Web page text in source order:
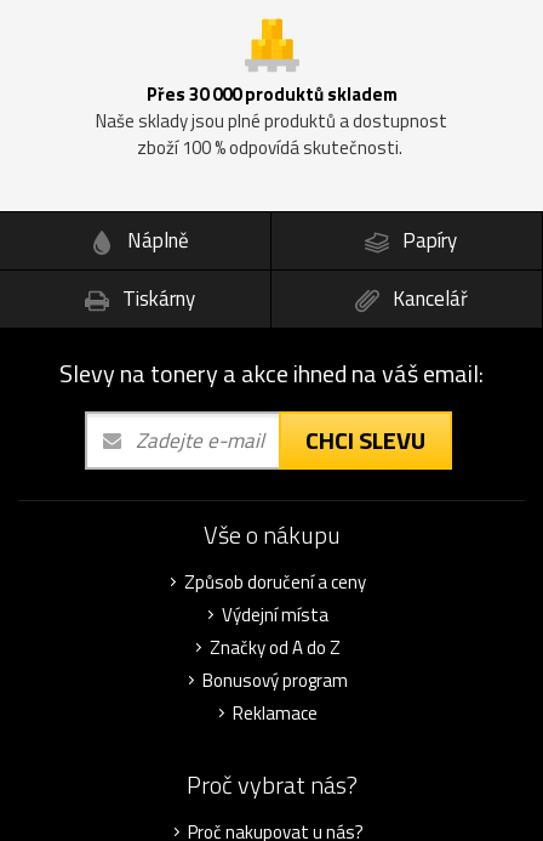
Přes 30 000 produktů skladem
Naše sklady jsou plné produktů a dostupnost
zboží 100 % odpovídá skutečnosti.
Náplně
Papíry
Tiskárny
Kancelář
Slevy na tonery a akce ihned na váš email:
CHCI SLEVU
Vše o nákupu
Způsob doručení a ceny
Výdejní místa
Značky od A do Z
Bonusový program
Reklamace
Proč vybrat nás?
Proč nakupovat u nás?